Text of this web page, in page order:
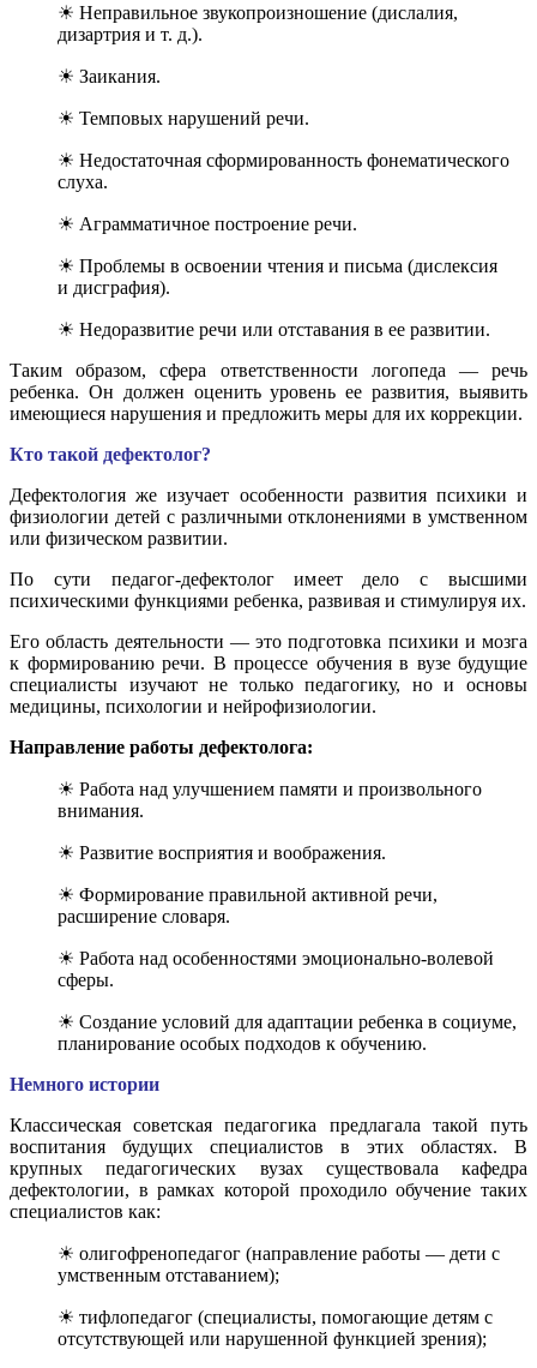
☀ Неправильное звукопроизношение (дислалия,
дизартрия и т. д.).
☀ Заикания.
☀ Темповых нарушений речи.
☀ Недостаточная сформированность фонематического
слуха.
☀ Аграмматичное построение речи.
☀ Проблемы в освоении чтения и письма (дислексия
и дисграфия).
☀ Недоразвитие речи или отставания в ее развитии.
Таким образом, сфера ответственности логопеда — речь
ребенка. Он должен оценить уровень ее развития, выявить
имеющиеся нарушения и предложить меры для их коррекции.
Кто такой дефектолог?
Дефектология же изучает особенности развития психики и
физиологии детей с различными отклонениями в умственном
или физическом развитии.
По сути педагог-дефектолог имеет дело с высшими
психическими функциями ребенка, развивая и стимулируя их.
Его область деятельности — это подготовка психики и мозга
к формированию речи. В процессе обучения в вузе будущие
специалисты изучают не только педагогику, но и основы
медицины, психологии и нейрофизиологии.
Направление работы дефектолога:
☀ Работа над улучшением памяти и произвольного
внимания.
☀ Развитие восприятия и воображения.
☀ Формирование правильной активной речи,
расширение словаря.
☀ Работа над особенностями эмоционально-волевой
сферы.
☀ Создание условий для адаптации ребенка в социуме,
планирование особых подходов к обучению.
Немного истории
Классическая советская педагогика предлагала такой путь
воспитания будущих специалистов в этих областях. В
крупных педагогических вузах существовала кафедра
дефектологии, в рамках которой проходило обучение таких
специалистов как:
☀ олигофренопедагог (направление работы — дети с
умственным отставанием);
☀ тифлопедагог (специалисты, помогающие детям с
отсутствующей или нарушенной функцией зрения);